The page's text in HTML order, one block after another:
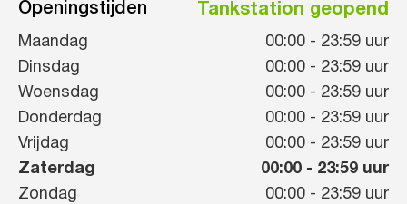
Openingstijden Tankstation geopend
Maandag 00:00 - 23:59 uur
Dinsdag
00:00 - 23:59 uur
Woensdag
00:00 - 23:59 uur
Donderdag
00:00 - 23:59 uur
Vrijdag
00:00 - 23:59 uur
Zaterdag
00:00 - 23:59 uur
Zondag
00:00 - 23:59 uur